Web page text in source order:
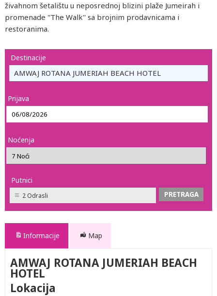
živahnom šetalištu u neposrednoj blizini plaže Jumeirah i
promenade ''The Walk'' sa brojnim prodavnicama i
restoranima.
Destinacije
AMWAJ ROTANA JUMERIAH BEACH HOTEL
Prijava
Noćenja
Putnici
2 Odrasli
Informacije Map
AMWAJ ROTANA JUMERIAH BEACH
HOTEL
Lokacija